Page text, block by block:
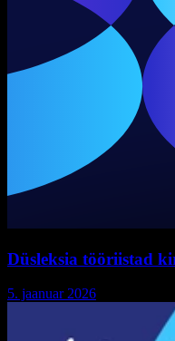
Düsleksia tööriistad
5. jaanuar 2026